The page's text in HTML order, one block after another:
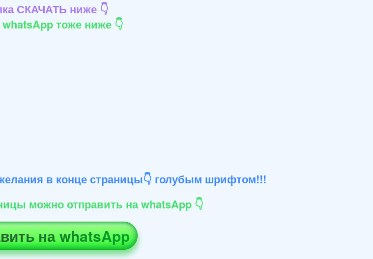
СКАЧАТЬ ниже 👇
тоже ниже 👇
в конце страницы👇 голубым шрифтом!!!
можно отправить на whatsApp 👇
на whatsApp